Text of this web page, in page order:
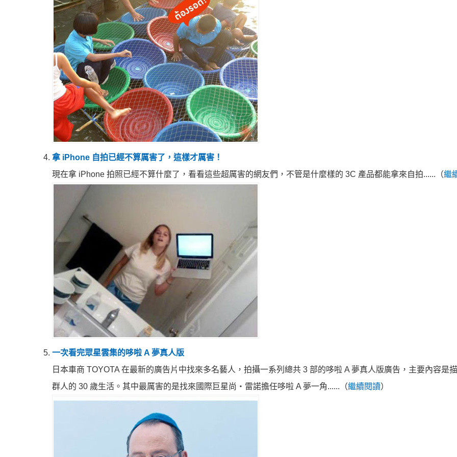
拿 iPhone 自拍已經不算厲害了，這樣才厲害！
現在拿 iPhone 拍照已經不算什麼了，看看這些超厲害的網友們，不管是什麼樣的 3C 產品都能拿來自拍......（繼
一次看完眾星雲集的哆啦 A 夢真人版
日本車商 TOYOTA 在最新的廣告片中找來多名藝人，拍攝一系列總共 3 部的哆啦 A 夢真人版廣告，主要內容是
群人的 30 歲生活。其中最厲害的是找來國際巨星尚‧雷諾擔任哆啦 A 夢一角......（繼續閱讀）